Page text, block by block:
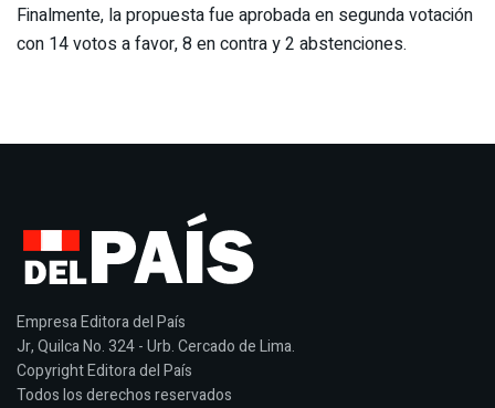
Finalmente, la propuesta fue aprobada en segunda votación
con 14 votos a favor, 8 en contra y 2 abstenciones.
Empresa Editora del País
Jr, Quilca No. 324 - Urb. Cercado de Lima.
Copyright Editora del País
Todos los derechos reservados